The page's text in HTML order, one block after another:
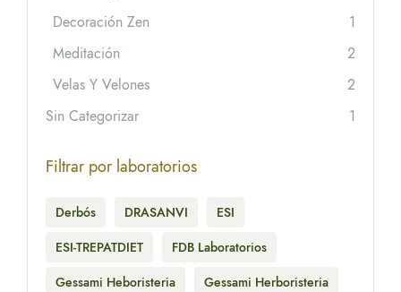
Decoración Zen
1
Meditación
2
Velas Y Velones
2
Sin Categorizar
1
Filtrar por laboratorios
Derbós DRASANVI
ESI
ESI-TREPATDIET
FDB Laboratorios
Gessami Heboristeria
Gessami Herboristeria